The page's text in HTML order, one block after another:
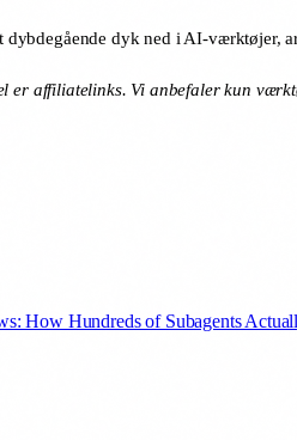
dybdegående dyk ned i AI-værktøjer,
er affiliatelinks. Vi anbefaler kun
How Hundreds of Subagents